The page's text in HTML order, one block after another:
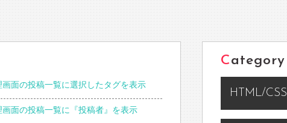
面の投稿一覧に選択したタグを表示
面の投稿一覧に『投稿者』を表示
Category
HTML/CSS